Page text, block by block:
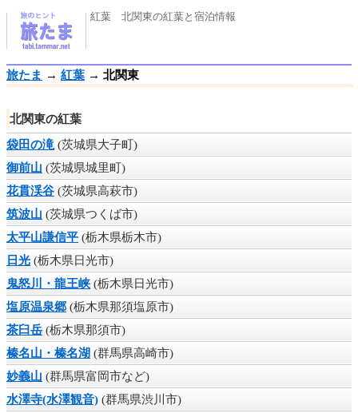
紅葉 北関東の紅葉と宿泊情報
旅たま → 紅葉 → 北関東
北関東の紅葉
袋田の滝 (茨城県大子町)
御前山 (茨城県城里町)
花貫渓谷 (茨城県高萩市)
筑波山 (茨城県つくば市)
太平山謙信平 (栃木県栃木市)
日光 (栃木県日光市)
鬼怒川・龍王峡 (栃木県日光市)
塩原温泉郷 (栃木県那須塩原市)
茶臼岳 (栃木県那須市)
榛名山・榛名湖 (群馬県高崎市)
妙義山 (群馬県富岡市など)
水澤寺(水澤観音) (群馬県渋川市)